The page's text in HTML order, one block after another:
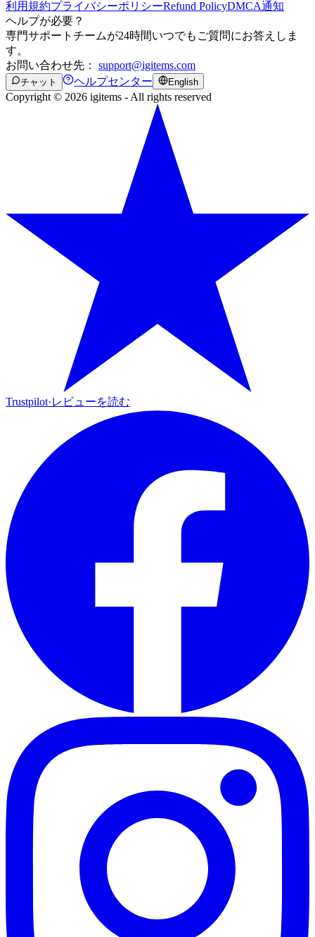
利用規約プライバシーポリシーRefund PolicyDMCA通知
ヘルプが必要？
専門サポートチームが24時間いつでもご質問にお答えしま
す。
お問い合わせ先： support@igitems.com
チャット ヘルプセンター English
Copyright © 2026 igitems - All rights reserved
Trustpilot· レビューを読む